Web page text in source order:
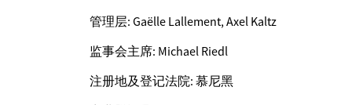
管理层: Gaëlle Lallement, Axel Kaltz
监事会主席: Michael Riedl
注册地及登记法院: 慕尼黑